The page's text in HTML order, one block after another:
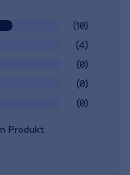
(10)
(4)
(0)
(0)
(0)
Produkt